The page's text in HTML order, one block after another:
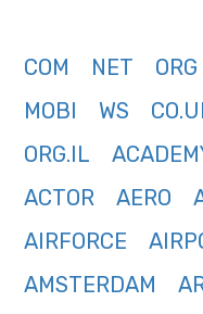
COM NET ORG
MOBI
WS
ORG.IL
ACTOR
AERO
AIRFORCE
AMSTERDAM